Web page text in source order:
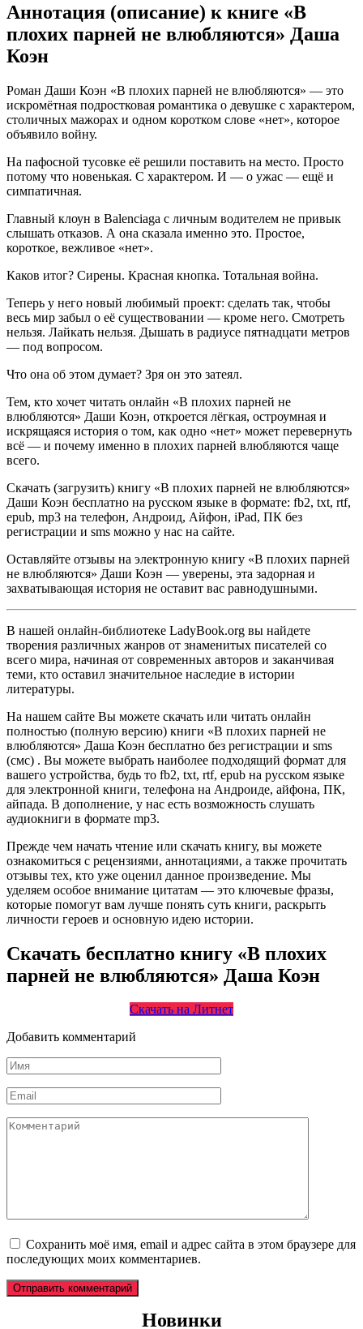
Аннотация (описание) к книге «В
плохих парней не влюбляются» Даша
Коэн
Роман Даши Коэн «В плохих парней не влюбляются» — это
искромётная подростковая романтика о девушке с характером,
столичных мажорах и одном коротком слове «нет», которое
объявило войну.
На пафосной тусовке её решили поставить на место. Просто
потому что новенькая. С характером. И — о ужас — ещё и
симпатичная.
Главный клоун в Balenciaga с личным водителем не привык
слышать отказов. А она сказала именно это. Простое,
короткое, вежливое «нет».
Каков итог? Сирены. Красная кнопка. Тотальная война.
Теперь у него новый любимый проект: сделать так, чтобы
весь мир забыл о её существовании — кроме него. Смотреть
нельзя. Лайкать нельзя. Дышать в радиусе пятнадцати метров
— под вопросом.
Что она об этом думает? Зря он это затеял.
Тем, кто хочет читать онлайн «В плохих парней не
влюбляются» Даши Коэн, откроется лёгкая, остроумная и
искрящаяся история о том, как одно «нет» может перевернуть
всё — и почему именно в плохих парней влюбляются чаще
всего.
Скачать (загрузить) книгу «В плохих парней не влюбляются»
Даши Коэн бесплатно на русском языке в формате: fb2, txt, rtf,
epub, mp3 на телефон, Андроид, Айфон, iPad, ПК без
регистрации и sms можно у нас на сайте.
Оставляйте отзывы на электронную книгу «В плохих парней
не влюбляются» Даши Коэн — уверены, эта задорная и
захватывающая история не оставит вас равнодушными.
В нашей онлайн-библиотеке LadyBook.org вы найдете
творения различных жанров от знаменитых писателей со
всего мира, начиная от современных авторов и заканчивая
теми, кто оставил значительное наследие в истории
литературы.
На нашем сайте Вы можете скачать или читать онлайн
полностью (полную версию) книги «В плохих парней не
влюбляются» Даша Коэн бесплатно без регистрации и sms
(смс) . Вы можете выбрать наиболее подходящий формат для
вашего устройства, будь то fb2, txt, rtf, epub на русском языке
для электронной книги, телефона на Андроиде, айфона, ПК,
айпада. В дополнение, у нас есть возможность слушать
аудиокниги в формате mp3.
Прежде чем начать чтение или скачать книгу, вы можете
ознакомиться с рецензиями, аннотациями, а также прочитать
отзывы тех, кто уже оценил данное произведение. Мы
уделяем особое внимание цитатам — это ключевые фразы,
которые помогут вам лучше понять суть книги, раскрыть
личности героев и основную идею истории.
Скачать бесплатно книгу «В плохих
парней не влюбляются» Даша Коэн
Скачать на Литнет
Добавить комментарий
Имя
*
Email
*
Комментарий
Сохранить моё имя, email и адрес сайта в этом браузере для
последующих моих комментариев.
Новинки